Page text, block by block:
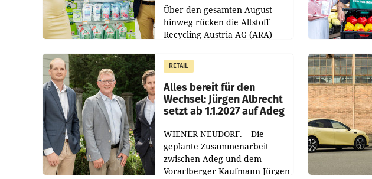
Über den gesamten August
hinweg rücken die Altstoff
Recycling Austria AG (ARA)
Müller die Initiative „Kreislauf-
Helden“ in allen
österreichischen Müller-Filialen
RETAIL
Alles bereit für den
Wechsel: Jürgen Albrecht
setzt ab 1.1.2027 auf Adeg
WIENER NEUDORF. – Die
geplante Zusammenarbeit
zwischen Adeg und dem
Vorarlberger Kaufmann Jürgen